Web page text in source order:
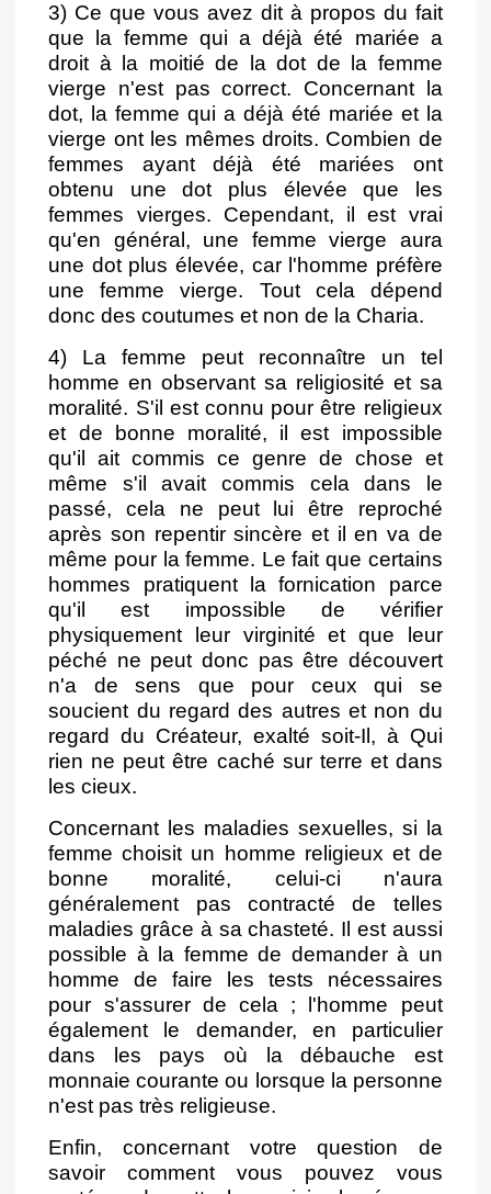
3) Ce que vous avez dit à propos du fait
que la femme qui a déjà été mariée a
droit à la moitié de la dot de la femme
vierge n'est pas correct. Concernant la
dot, la femme qui a déjà été mariée et la
vierge ont les mêmes droits. Combien de
femmes ayant déjà été mariées ont
obtenu une dot plus élevée que les
femmes vierges. Cependant, il est vrai
qu'en général, une femme vierge aura
une dot plus élevée, car l'homme préfère
une femme vierge. Tout cela dépend
donc des coutumes et non de la Charia.
4) La femme peut reconnaître un tel
homme en observant sa religiosité et sa
moralité. S'il est connu pour être religieux
et de bonne moralité, il est impossible
qu'il ait commis ce genre de chose et
même s'il avait commis cela dans le
passé, cela ne peut lui être reproché
après son repentir sincère et il en va de
même pour la femme. Le fait que certains
hommes pratiquent la fornication parce
qu'il est impossible de vérifier
physiquement leur virginité et que leur
péché ne peut donc pas être découvert
n'a de sens que pour ceux qui se
soucient du regard des autres et non du
regard du Créateur, exalté soit-Il, à Qui
rien ne peut être caché sur terre et dans
les cieux.
Concernant les maladies sexuelles, si la
femme choisit un homme religieux et de
bonne moralité, celui-ci n'aura
généralement pas contracté de telles
maladies grâce à sa chasteté. Il est aussi
possible à la femme de demander à un
homme de faire les tests nécessaires
pour s'assurer de cela ; l'homme peut
également le demander, en particulier
dans les pays où la débauche est
monnaie courante ou lorsque la personne
n'est pas très religieuse.
Enfin, concernant votre question de
savoir comment vous pouvez vous